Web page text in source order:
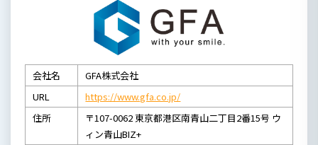
会社名
GFA株式会社
URL
https://www.gfa.co.jp/
住所
〒107-0062 東京都港区南青山二丁目2番15号 ウ
ィン青山BIZ+